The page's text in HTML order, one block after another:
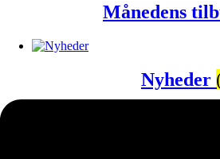
Månedens
Nyheder